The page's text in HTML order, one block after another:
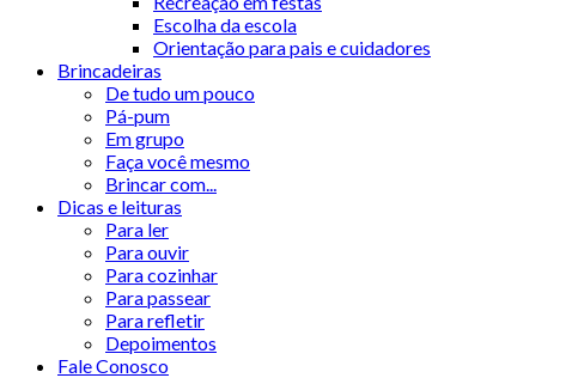
Escolha da escola
Orientação para pais e cuidadores
Brincadeiras
De tudo um pouco
Pá-pum
Em grupo
Faça você mesmo
Brincar com...
Dicas e leituras
Para ler
Para ouvir
Para cozinhar
Para passear
Para refletir
Depoimentos
Fale Conosco